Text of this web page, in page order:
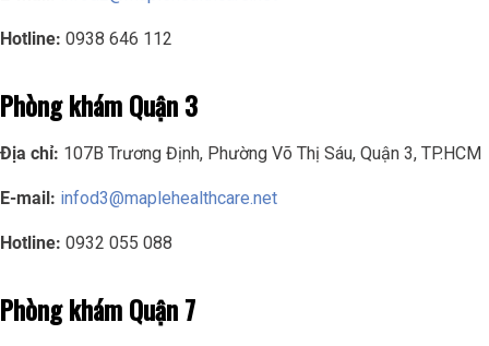
Hotline: 0938 646 112
Phòng khám Quận 3
Địa chỉ: 107B Trương Định, Phường Võ Thị Sáu, Quận 3, TP.HCM
E-mail: infod3@maplehealthcare.net
Hotline: 0932 055 088
Phòng khám Quận 7